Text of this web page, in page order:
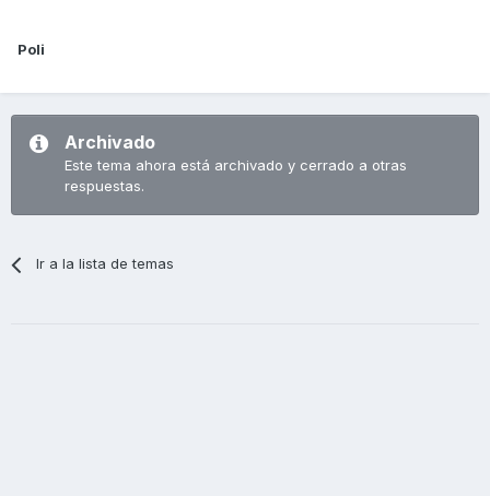
Poli
Archivado
Este tema ahora está archivado y cerrado a otras
respuestas.
Ir a la lista de temas